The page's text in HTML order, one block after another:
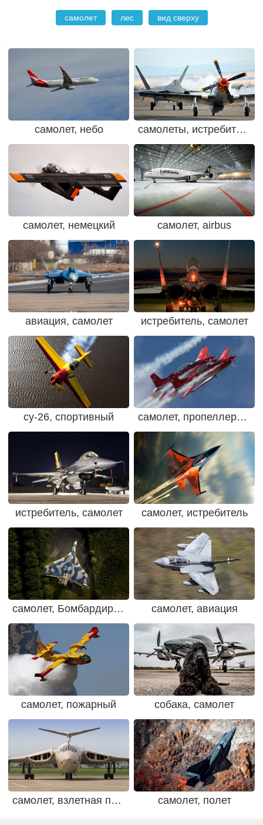
самолет лес вид сверху
самолет, небо самолеты, истребитель
самолет, немецкий самолет, airbus
авиация, самолет истребитель, самолет
су-26, спортивный самолет, пропеллерный
истребитель, самолет самолет, истребитель
самолет, Бомбардировщик самолет, авиация
самолет, пожарный собака, самолет
самолет, взлетная полоса самолет, полет